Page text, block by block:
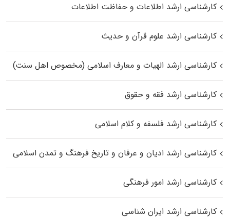
کارشناسی ارشد اطلاعات و حفاظت اطلاعات
کارشناسی ارشد علوم قرآن و حدیث
کارشناسی ارشد الهیات و معارف اسلامی (مخصوص اهل سنت)
کارشناسی ارشد فقه و حقوق
کارشناسی ارشد فلسفه و کلام اسلامی
کارشناسی ارشد ادیان و عرفان و تاریخ فرهنگ و تمدن اسلامی
کارشناسی ارشد امور فرهنگی
کارشناسی ارشد ایران شناسی